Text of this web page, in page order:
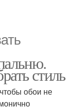
стиль
обои не